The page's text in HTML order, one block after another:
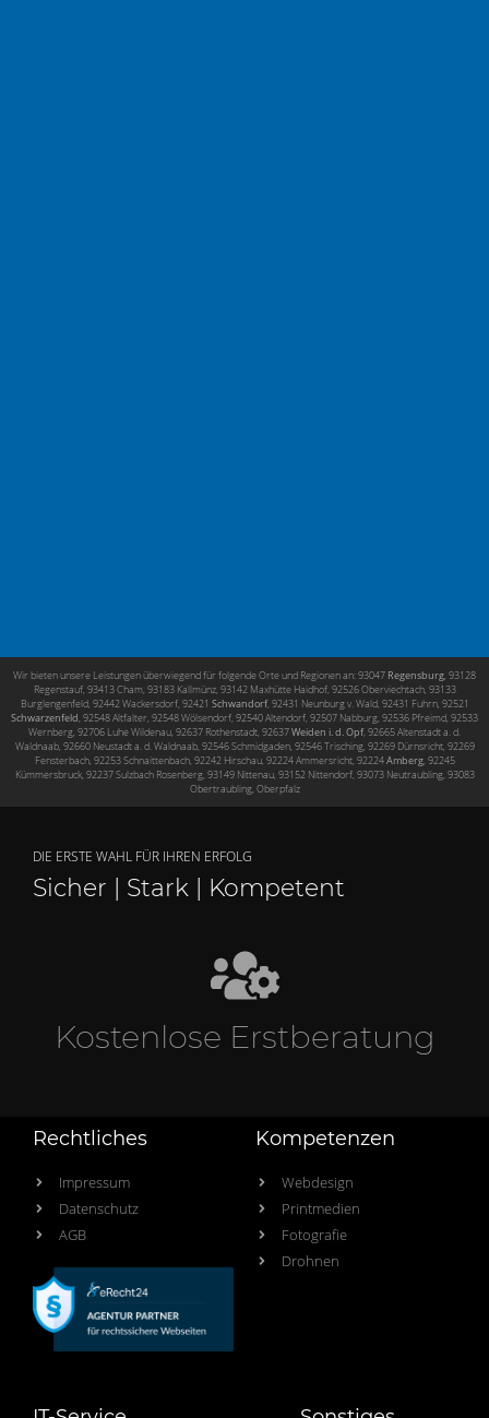
Wir bieten unsere Leistungen überwiegend für folgende Orte und Regionen an: 93047 Regensburg , 93128
Regenstauf, 93413 Cham, 93183 Kallmünz, 93142 Maxhütte Haidhof, 92526 Oberviechtach, 93133
Burglengenfeld, 92442 Wackersdorf, 92421 Schwandorf, 92431 Neunburg v. Wald, 92431 Fuhrn, 92521
Schwarzenfeld 92548 Altfalter, 92548 Wölsendorf, 92540 Altendorf, 92507 Nabburg, 92536 Pfreimd, 92533
Wernberg, 92706 Luhe Wildenau, 92637 Rothenstadt, 92637Weiden i. d. Opf, 92665 Altenstadt a. d.
Waldnaab, 92660 Neustadt a. d. Waldnaab, 92546 Schmidgaden, 92546 Trisching, 92269 Dürnsricht, 92269
Fensterbach, 92253 Schnaittenbach, 92242 Hirschau, 92224 Ammersricht, 92224Amberg, 92245
Kümmersbruck, 92237 Sulzbach Rosenberg, 93149 Nittenau, 93152 Nittendorf, 93073 Neutraubling, 93083
Obertraubling, Oberpfalz
DIE ERSTE WAHL FÜR IHREN ERFOLG
Sicher | Stark | Kompetent
Kostenlose Erstberatung
Rechtliches
Impressum
Datenschutz
AGB
Kompetenzen
Webdesign
Printmedien
Fotografie
Drohnen